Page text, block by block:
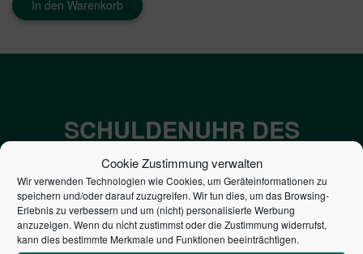
Cookie Zustimmung verwalten
Wir verwenden Technologien wie Cookies, um Geräteinformationen zu
speichern und/oder darauf zuzugreifen. Wir tun dies, um das Browsing-
Erlebnis zu verbessern und um (nicht) personalisierte Werbung
anzuzeigen. Wenn du nicht zustimmst oder die Zustimmung widerrufst,
kann dies bestimmte Merkmale und Funktionen beeinträchtigen.
In den Warenkorb
SCHULDENUHR DES
BUNDES DER
STEUERZAHLER
7,052€